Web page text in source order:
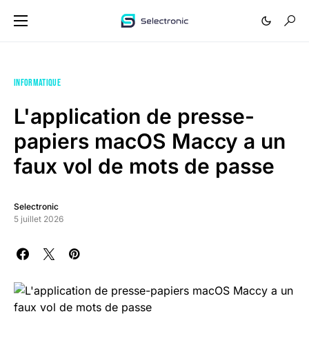
INFORMATIQUE
L'application de presse-
papiers macOS Maccy a un
faux vol de mots de passe
Selectronic
5 juillet 2026